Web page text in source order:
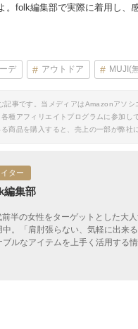
。folk編集部で実際に着用し、
デ アウトドア MUJI(
記事です。当メディアはAmazonアソシ
各種アフィリエイトプログラムに参加し
商品を購入すると、売上の一部が弊社
ター
編集部
半の女性をターゲットとした大
中。「肩肘張らない、気軽に出来
ブルなアイテムを上手く活用する